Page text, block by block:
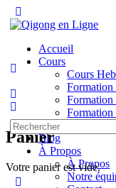
Side
Accueil
Cours
Cours
Formation
Voyage
Blog
À Propos
À Propos
Notre
Panier
Votre panier est vide.
Recherche
pour: